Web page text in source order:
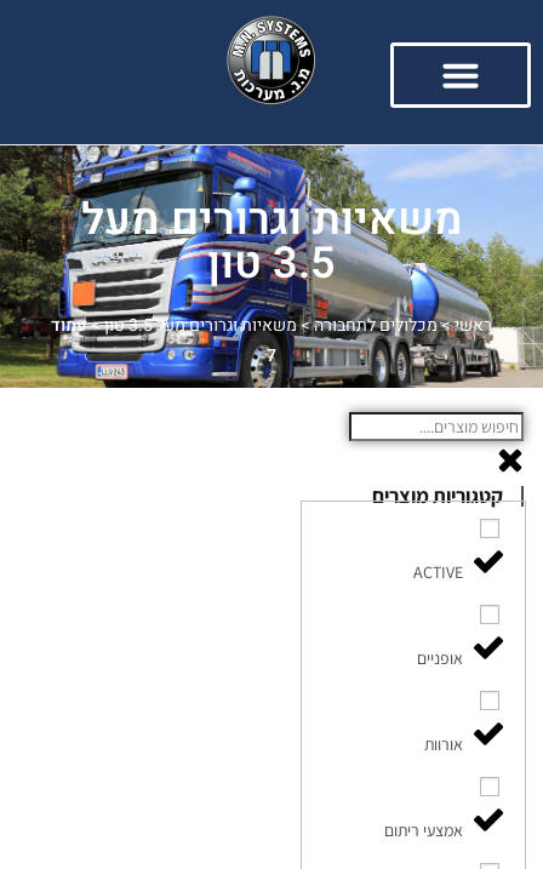
משאיות וגרורים מעל
3.5 טון
ראשי>מכלולים לתחבורה>משאיות וגרורים מעל 3.5 טון >עמוד
7
קטגוריות מוצרים
ACTIVE
אופניים
אורוות
אמצעי ריתום